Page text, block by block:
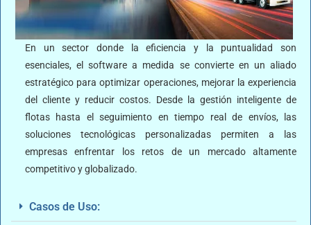
En un sector donde la eficiencia y la puntualidad son
esenciales, el software a medida se convierte en un aliado
estratégico para optimizar operaciones, mejorar la experiencia
del cliente y reducir costos. Desde la gestión inteligente de
flotas hasta el seguimiento en tiempo real de envíos, las
soluciones tecnológicas personalizadas permiten a las
empresas enfrentar los retos de un mercado altamente
competitivo y globalizado.
Casos de Uso: